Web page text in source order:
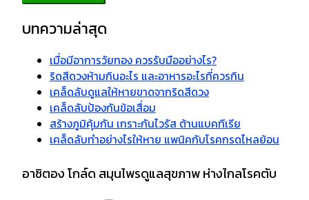
บทความล่าสุด
เมื่อมีอาการวัยทอง ควรรับมืออย่างไร?
ริดสีดวงห้ามกินอะไร และอาหารอะไรที่ควรกิน
เคล็ดลับดูแลให้หายขาดจากริดสีดวง
เคล็ดลับป้องกันข้อเสื่อม
สร้างภูมิคุ้มกัน เกราะกันไวรัส ต้านแบคทีเรีย
เคล็ดลับทำอย่างไรให้หาย แพนิคกับโรคกรดไหลย้อน
อาซิตอง โกล์ด สมุนไพรดูแลสุขภาพ ห่างไกลโรคตับ